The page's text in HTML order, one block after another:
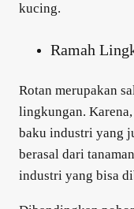
kucing.
Ramah
Rotan merupakan
lingkungan.
baku industri yang
berasal dari
industri yang bisa